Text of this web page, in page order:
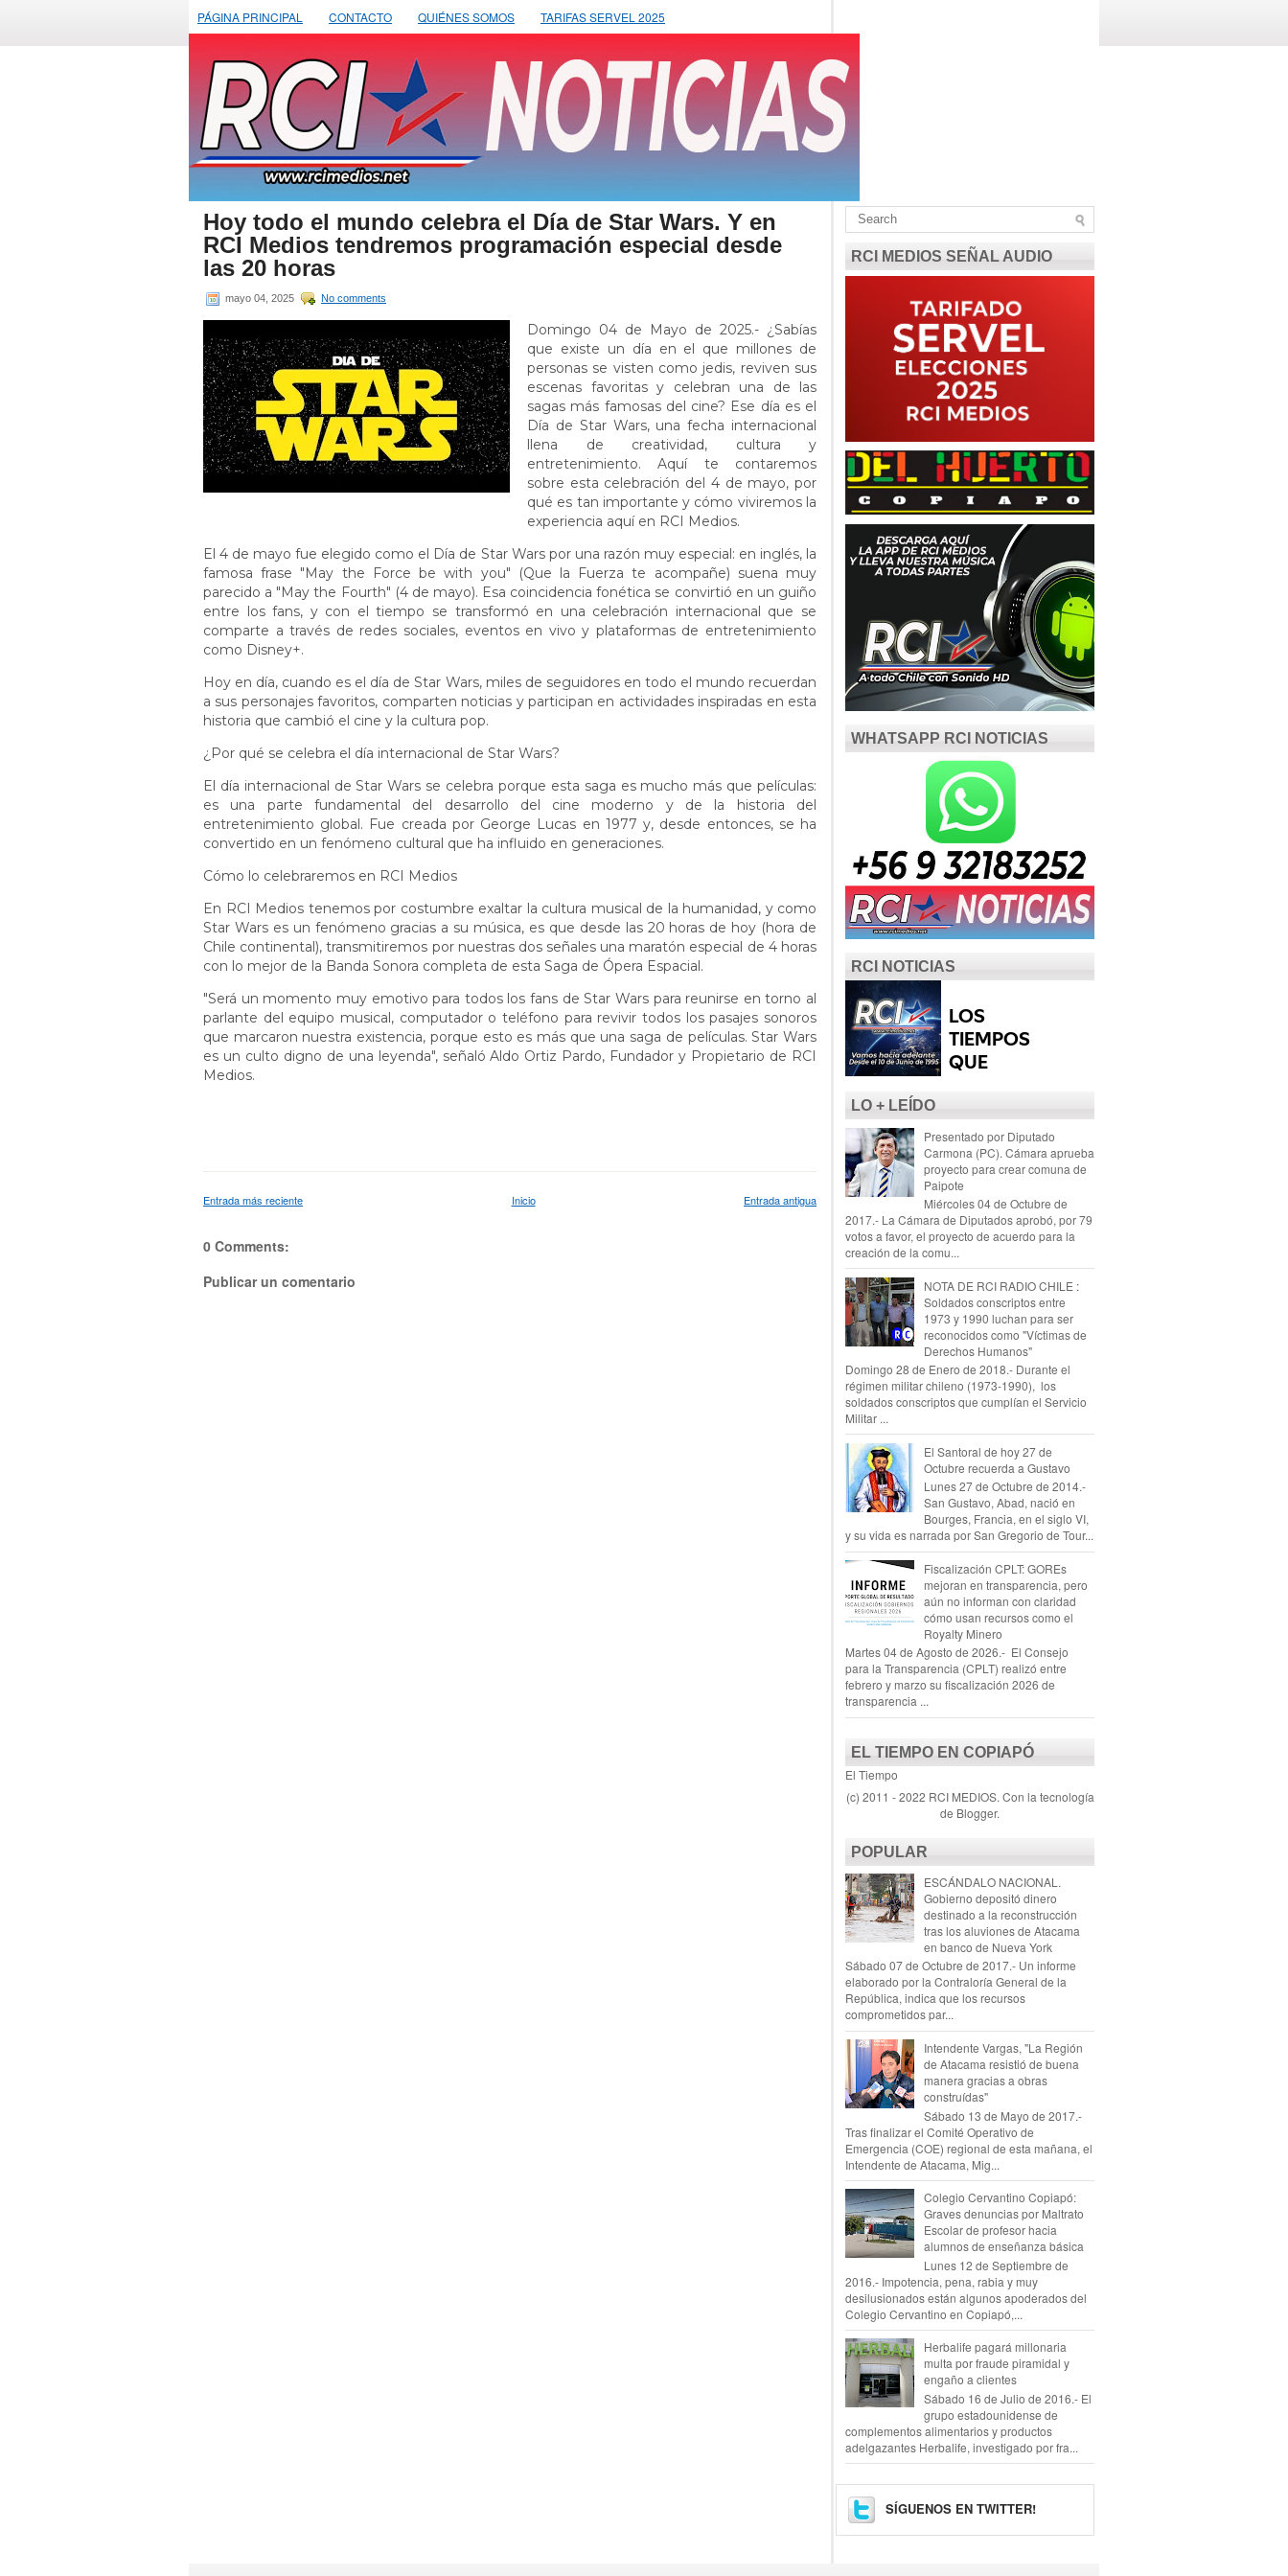
PÁGINA PRINCIPAL CONTACTO QUIÉNES SOMOS TARIFAS SERVEL 2025
Hoy todo el mundo celebra el Día de Star Wars. Y en
RCI Medios tendremos programación especial desde
las 20 horas
mayo 04, 2025 No comments
Domingo 04 de Mayo de 2025.- ¿Sabías
que existe un día en el que millones de
personas se visten como jedis, reviven sus
escenas favoritas y celebran una de las
sagas más famosas del cine? Ese día es el
Día de Star Wars, una fecha internacional
llena de creatividad, cultura y
entretenimiento. Aquí te contaremos
sobre esta celebración del 4 de mayo, por
qué es tan importante y cómo viviremos la
experiencia aquí en RCI Medios.
El 4 de mayo fue elegido como el Día de Star Wars por una razón muy especial: en inglés, la
famosa frase "May the Force be with you" (Que la Fuerza te acompañe) suena muy
parecido a "May the Fourth" (4 de mayo). Esa coincidencia fonética se convirtió en un guiño
entre los fans, y con el tiempo se transformó en una celebración internacional que se
comparte a través de redes sociales, eventos en vivo y plataformas de entretenimiento
como Disney+.
Hoy en día, cuando es el día de Star Wars, miles de seguidores en todo el mundo recuerdan
a sus personajes favoritos, comparten noticias y participan en actividades inspiradas en esta
historia que cambió el cine y la cultura pop.
¿Por qué se celebra el día internacional de Star Wars?
El día internacional de Star Wars se celebra porque esta saga es mucho más que películas:
es una parte fundamental del desarrollo del cine moderno y de la historia del
entretenimiento global. Fue creada por George Lucas en 1977 y, desde entonces, se ha
convertido en un fenómeno cultural que ha influido en generaciones.
Cómo lo celebraremos en RCI Medios
En RCI Medios tenemos por costumbre exaltar la cultura musical de la humanidad, y como
Star Wars es un fenómeno gracias a su música, es que desde las 20 horas de hoy (hora de
Chile continental), transmitiremos por nuestras dos señales una maratón especial de 4 horas
con lo mejor de la Banda Sonora completa de esta Saga de Ópera Espacial.
"Será un momento muy emotivo para todos los fans de Star Wars para reunirse en torno al
parlante del equipo musical, computador o teléfono para revivir todos los pasajes sonoros
que marcaron nuestra existencia, porque esto es más que una saga de películas. Star Wars
es un culto digno de una leyenda", señaló Aldo Ortiz Pardo, Fundador y Propietario de RCI
Medios.
Entrada más reciente Entrada antigua
Inicio
0 Comments:
Publicar un comentario
RCI MEDIOS SEÑAL AUDIO
WHATSAPP RCI NOTICIAS
RCI NOTICIAS
LO + LEÍDO
Presentado por Diputado
Carmona (PC). Cámara aprueba
proyecto para crear comuna de
Paipote
Miércoles 04 de Octubre de
2017.- La Cámara de Diputados aprobó, por 79
votos a favor, el proyecto de acuerdo para la
creación de la comu...
NOTA DE RCI RADIO CHILE :
Soldados conscriptos entre
1973 y 1990 luchan para ser
reconocidos como "Víctimas de
Derechos Humanos"
Domingo 28 de Enero de 2018.- Durante el
régimen militar chileno (1973-1990), los
soldados conscriptos que cumplían el Servicio
Militar ...
El Santoral de hoy 27 de
Octubre recuerda a Gustavo
Lunes 27 de Octubre de 2014.-
San Gustavo, Abad, nació en
Bourges, Francia, en el siglo VI,
y su vida es narrada por San Gregorio de Tour...
Fiscalización CPLT: GOREs
mejoran en transparencia, pero
aún no informan con claridad
cómo usan recursos como el
Royalty Minero
Martes 04 de Agosto de 2026.- El Consejo
para la Transparencia (CPLT) realizó entre
febrero y marzo su fiscalización 2026 de
transparencia ...
EL TIEMPO EN COPIAPÓ
El Tiempo
(c) 2011 - 2022 RCI MEDIOS. Con la tecnología
de Blogger.
POPULAR
ESCÁNDALO NACIONAL.
Gobierno depositó dinero
destinado a la reconstrucción
tras los aluviones de Atacama
en banco de Nueva York
Sábado 07 de Octubre de 2017.- Un informe
elaborado por la Contraloría General de la
República, indica que los recursos
comprometidos par...
Intendente Vargas, "La Región
de Atacama resistió de buena
manera gracias a obras
construídas"
Sábado 13 de Mayo de 2017.-
Tras finalizar el Comité Operativo de
Emergencia (COE) regional de esta mañana, el
Intendente de Atacama, Mig...
Colegio Cervantino Copiapó:
Graves denuncias por Maltrato
Escolar de profesor hacia
alumnos de enseñanza básica
Lunes 12 de Septiembre de
2016.- Impotencia, pena, rabia y muy
desilusionados están algunos apoderados del
Colegio Cervantino en Copiapó,...
Herbalife pagará millonaria
multa por fraude piramidal y
engaño a clientes
Sábado 16 de Julio de 2016.- El
grupo estadounidense de
complementos alimentarios y productos
adelgazantes Herbalife, investigado por fra...
SÍGUENOS EN TWITTER!